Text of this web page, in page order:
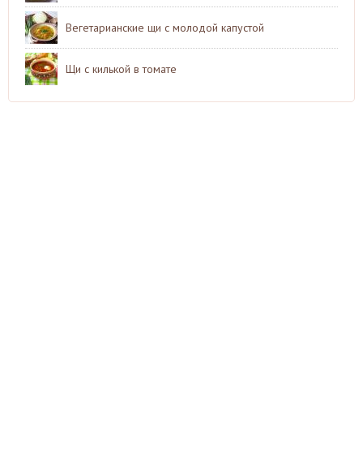
Вегетарианские щи с молодой капустой
Щи с килькой в томате